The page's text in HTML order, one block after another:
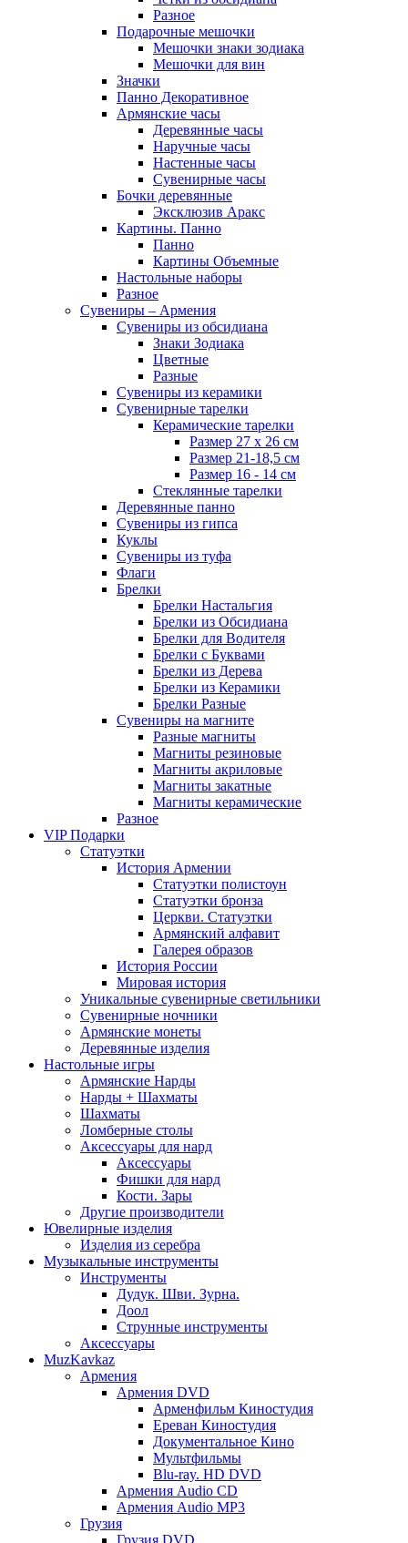
Разное
Подарочные мешочки
Мешочки знаки зодиака
Мешочки для вин
Значки
Панно Декоративное
Армянские часы
Деревянные часы
Наручные часы
Настенные часы
Сувенирные часы
Бочки деревянные
Эксклюзив Аракс
Картины. Панно
Панно
Картины Объемные
Настольные наборы
Разное
Сувениры – Армения
Сувениры из обсидиана
Знаки Зодиака
Цветные
Разные
Сувениры из керамики
Сувенирные тарелки
Керамические тарелки
Размер 27 х 26 см
Размер 21-18,5 см
Размер 16 - 14 см
Стеклянные тарелки
Деревянные панно
Сувениры из гипса
Куклы
Сувениры из туфа
Флаги
Брелки
Брелки Настальгия
Брелки из Обсидиана
Брелки для Водителя
Брелки с Буквами
Брелки из Дерева
Брелки из Керамики
Брелки Разные
Сувениры на магните
Разные магниты
Магниты резиновые
Магниты акриловые
Магниты закатные
Магниты керамические
Разное
VIP Подарки
Статуэтки
История Армении
Статуэтки полистоун
Статуэтки бронза
Церкви. Статуэтки
Армянский алфавит
Галерея образов
История России
Мировая история
Уникальные сувенирные светильники
Сувенирные ночники
Армянские монеты
Деревянные изделия
Настольные игры
Армянские Нарды
Нарды + Шахматы
Шахматы
Ломберные столы
Аксессуары для нард
Аксессуары
Фишки для нард
Кости. Зары
Другие производители
Ювелирные изделия
Изделия из серебра
Музыкальные инструменты
Инструменты
Дудук. Шви. Зурна.
Доол
Струнные инструменты
Аксессуары
MuzKavkaz
Армения
Армения DVD
Арменфильм Киностудия
Ереван Киностудия
Документальное Кино
Мультфильмы
Blu-ray. HD DVD
Армения Audio CD
Армения Audio MP3
Грузия
Грузия DVD